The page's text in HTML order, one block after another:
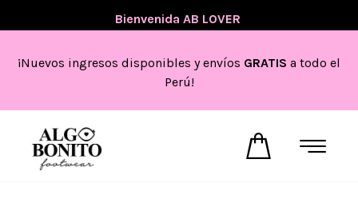
Bienvenida AB LOVER
¡Nuevos ingresos disponibles y envíos GRATIS a todo el
Perú!